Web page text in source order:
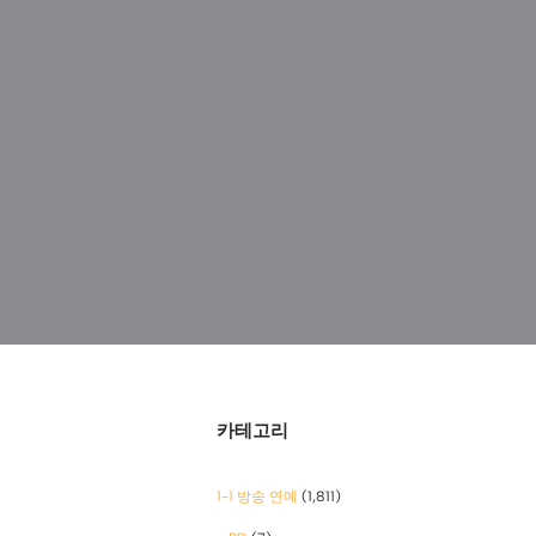
카테고리
1-1 방송 연예 (1,811)